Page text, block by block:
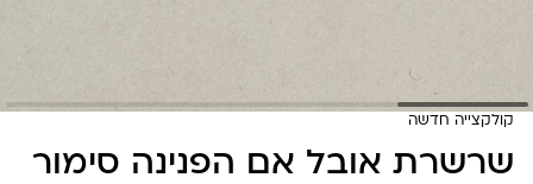
קולקצייה חדשה
שרשרת אובל אם הפנינה סימור